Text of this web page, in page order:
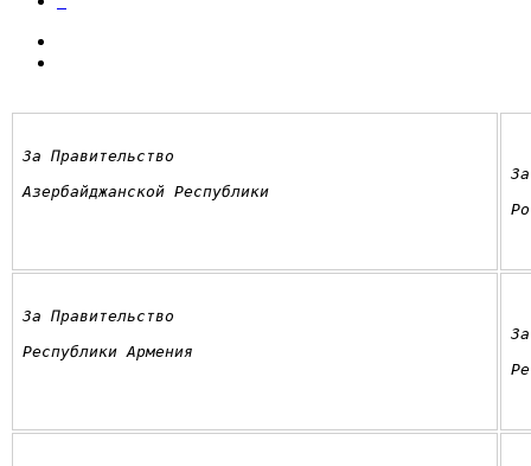
За Правительство
Азербайджанской Республики
За Правительство
Республики Армения